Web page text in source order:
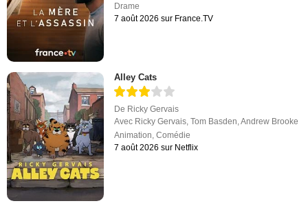
Drame
7 août 2026 sur France.TV
Alley Cats
De Ricky Gervais
Avec Ricky Gervais,Tom Basden,Andrew Brooke
Animation,Comédie
7 août 2026 sur Netflix